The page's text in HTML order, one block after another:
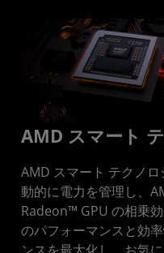
AMD スマート
AMD スマート テクノ
動的に電力を管理し、
Radeon™ GPU の相乗
のパフォーマンスと効